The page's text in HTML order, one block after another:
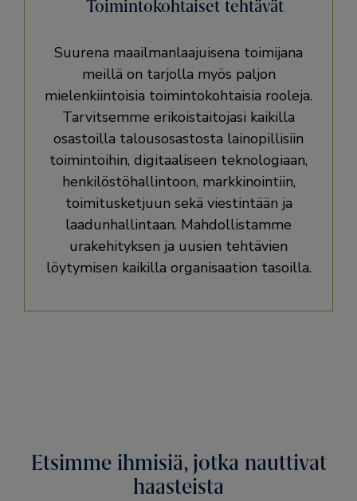
Toimintokohtaiset tehtävät
Suurena maailmanlaajuisena toimijana
meillä on tarjolla myös paljon
mielenkiintoisia toimintokohtaisia rooleja.
Tarvitsemme erikoistaitojasi kaikilla
osastoilla talousosastosta lainopillisiin
toimintoihin, digitaaliseen teknologiaan,
henkilöstöhallintoon, markkinointiin,
toimitusketjuun sekä viestintään ja
laadunhallintaan. Mahdollistamme
urakehityksen ja uusien tehtävien
löytymisen kaikilla organisaation tasoilla.
Etsimme ihmisiä, jotka nauttivat
haasteista